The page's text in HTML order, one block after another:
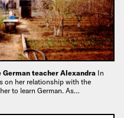
German teacher Alexandra In
on her relationship with the
to learn German. As…